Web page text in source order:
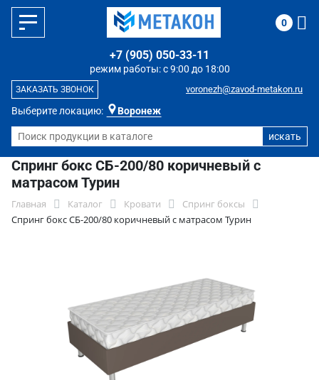
Выберите локацию: Воронеж
режим работы: с 9:00 до 18:00
+7 (905) 050-33-11
voronezh@zavod-metakon.ru
ЗАКАЗАТЬ ЗВОНОК
0
Спринг бокс СБ-200/80 коричневый с
матрасом Турин
Главная Каталог Кровати
Спринг боксы
Спринг бокс СБ-200/80 коричневый с матрасом Турин